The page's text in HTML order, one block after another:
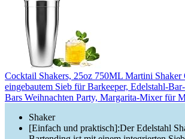
Cocktail Shakers, 25oz 750ML Martini Shaker
eingebautem Sieb für Barkeeper, Edelstahl-
Bars Weihnachten Party, Margarita-Mixer für
Shaker
[Einfach und praktisch]:Der Edelstahl